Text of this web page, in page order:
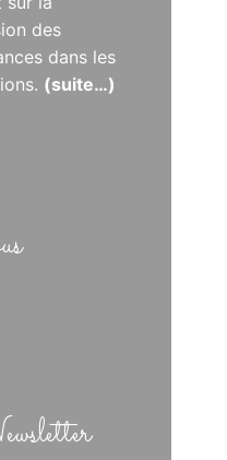
des
dans les
(suite…)